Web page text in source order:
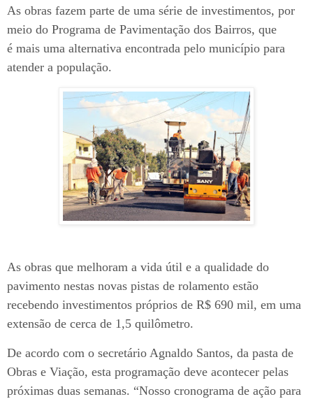
As obras fazem parte de uma série de investimentos, por
meio do Programa de Pavimentação dos Bairros, que
é mais uma alternativa encontrada pelo município para
atender a população.
As obras que melhoram a vida útil e a qualidade do
pavimento nestas novas pistas de rolamento estão
recebendo investimentos próprios de R$ 690 mil, em uma
extensão de cerca de 1,5 quilômetro.
De acordo com o secretário Agnaldo Santos, da pasta de
Obras e Viação, esta programação deve acontecer pelas
próximas duas semanas. “Nosso cronograma de ação para